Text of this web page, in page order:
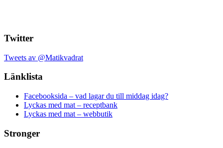
Twitter
Tweets av @Matikvadrat
Länklista
Facebooksida – vad lagar du till middag idag?
Lyckas med mat – receptbank
Lyckas med mat – webbutik
Stronger